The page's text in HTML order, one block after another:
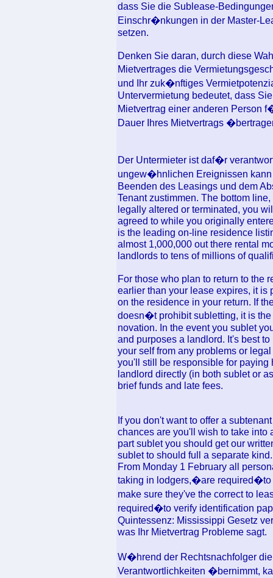
dass Sie die Sublease-
Einschr�nkungen in der Master-
setzen.
Denken Sie daran, durch diese
Mietvertrages die
und Ihr zuk�nftiges
Untervermietung bedeutet, dass
Mietvertrag einer anderen Person
Dauer Ihres Mietvertrags
Der Untermieter ist daf�r
ungew�hnlichen Ereignissen
Beenden des Leasings und dem
Tenant zustimmen. The bottom
legally altered or terminated, you
agreed to while you originally
is the leading on-line residence
almost 1,000,000 out there rental
landlords to tens of millions of
For those who plan to return to the
earlier than your lease expires, it is
on the residence in your return. If
doesn�t prohibit subletting, it is
novation. In the event you sublet
and purposes a landlord. It's best
your self from any problems or
you'll still be responsible for paying
landlord directly (in both sublet or
brief funds and late fees.
If you don't want to offer a
chances are you'll wish to take into
part sublet you should get our
sublet to should full a separate kind.
From Monday 1 February all
taking in lodgers,�are required�to
make sure they've the correct to
required�to verify identification
Quintessenz: Mississippi Gesetz
was Ihr Mietvertrag Probleme sagt.
W�hrend der Rechtsnachfolger
Verantwortlichkeiten �bernimmt,